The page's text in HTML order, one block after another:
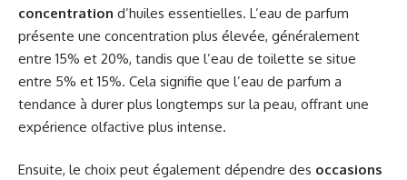
concentration d’huiles essentielles. L’eau de parfum
présente une concentration plus élevée, généralement
entre 15% et 20%, tandis que l’eau de toilette se situe
entre 5% et 15%. Cela signifie que l’eau de parfum a
tendance à durer plus longtemps sur la peau, offrant une
expérience olfactive plus intense.
Ensuite, le choix peut également dépendre des occasions